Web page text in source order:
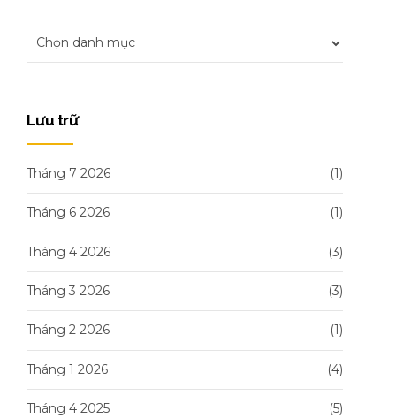
Lưu trữ
Tháng 7 2026 (1)
Tháng 6 2026 (1)
Tháng 4 2026 (3)
Tháng 3 2026 (3)
Tháng 2 2026 (1)
Tháng 1 2026 (4)
Tháng 4 2025 (5)